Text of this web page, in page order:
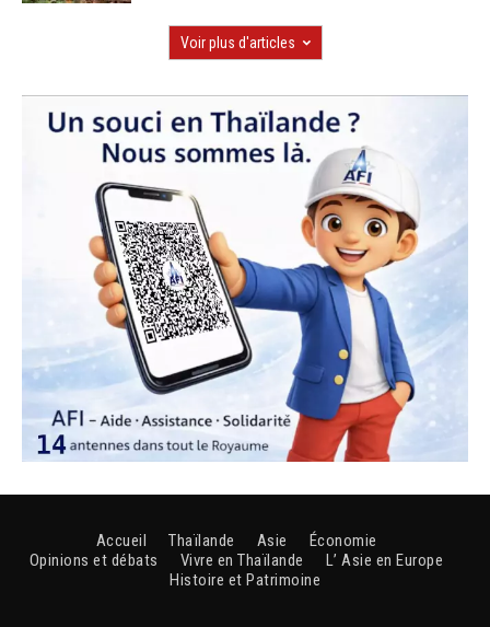
Voir plus d'articles
Accueil Thaïlande Asie
Économie
Opinions et débats
Vivre en Thaïlande
L’ Asie en Europe
Histoire et Patrimoine